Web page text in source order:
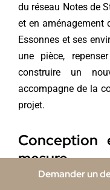
Demander un
du réseau Notes de
et en aménagement
Essonnes et ses
une pièce,
construire un
accompagne de la
projet.
Conception
mesure